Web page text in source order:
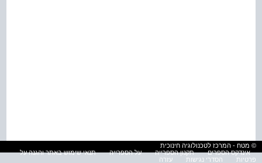
© מטח - המרכז לטכנולוגיה חינוכית
אינדקס הספרים
תקנון הספרייה על הספרייה
תנאי שימוש באתר והגנה על
פרטיות
הסדרי נגישות עזרה